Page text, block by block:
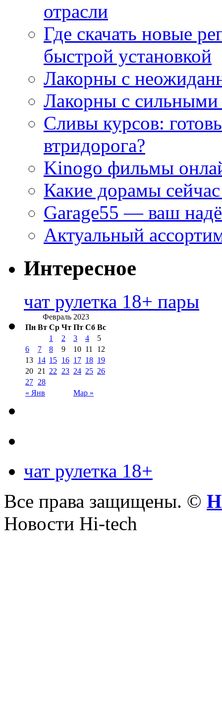
отрасли
Где скачать новые
быстрой установкой
Лакорны с
Лакорны с сильными
Сливы курсов:
втридорога?
Kinogo фильмы
Какие дорамы
Garage55 — ваш
Актуальный
Интересное
чат рулетка 18+ пары
Февраль 2023
Пн Вт Ср Чт Пт Сб Вс
« Янв Мар »
1 2 3 4
5
6
7 8 9 10 11
12
13 14 15 16 17 18 19
20 21 22 23 24 25 26
27 28
чат рулетка 18+
Все права защищены. ©
Новости Hi-tech